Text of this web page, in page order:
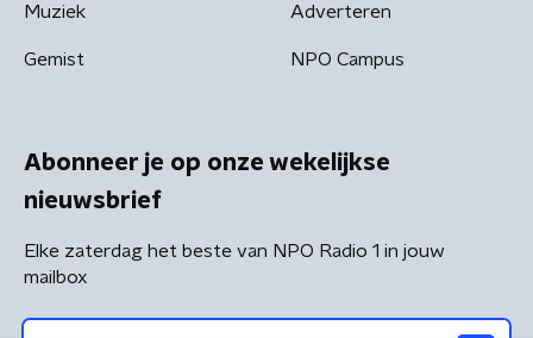
Muziek
Gemist
Adverteren
NPO Campus
Abonneer je op onze wekelijkse
nieuwsbrief
Elke zaterdag het beste van NPO Radio 1 in jouw
mailbox